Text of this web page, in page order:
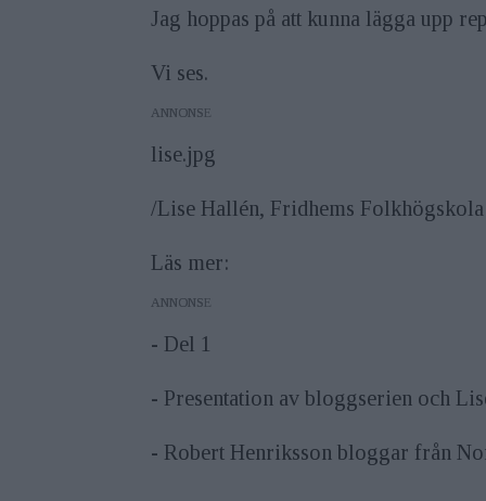
Jag hoppas på att kunna lägga upp
Vi ses.
ANNONS
lise.jpg
/Lise Hallén, Fridhems Folkhögskola
Läs mer:
ANNONS
- Del 1
- Presentation av bloggserien och
- Robert Henriksson bloggar från